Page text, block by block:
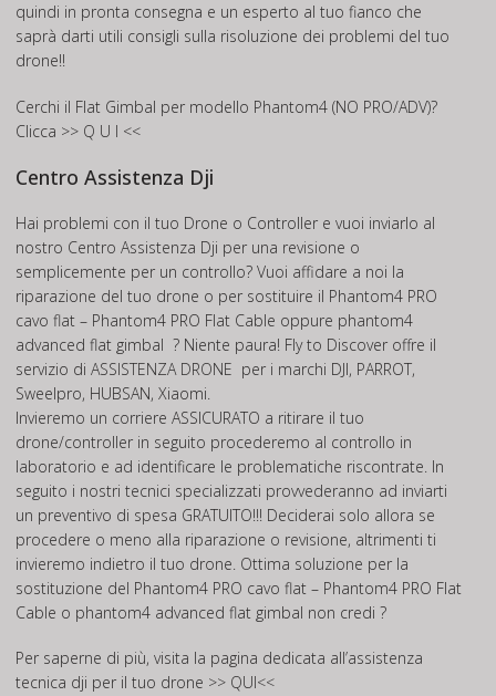
quindi in pronta consegna e un esperto al tuo fianco che
saprà darti utili consigli sulla risoluzione dei problemi del tuo
drone!!
Cerchi il Flat Gimbal per modello Phantom4 (NO PRO/ADV)?
Clicca >> Q U I <<
Centro Assistenza Dji
Hai problemi con il tuo Drone o Controller e vuoi inviarlo al
nostro Centro Assistenza Dji per una revisione o
semplicemente per un controllo? Vuoi affidare a noi la
riparazione del tuo drone o per sostituire il Phantom4 PRO
cavo flat – Phantom4 PRO Flat Cable oppure phantom4
advanced flat gimbal ? Niente paura! Fly to Discover offre il
servizio di ASSISTENZA DRONE per i marchi DJI, PARROT,
Sweelpro, HUBSAN, Xiaomi.
Invieremo un corriere ASSICURATO a ritirare il tuo
drone/controller in seguito procederemo al controllo in
laboratorio e ad identificare le problematiche riscontrate. In
seguito i nostri tecnici specializzati provvederanno ad inviarti
un preventivo di spesa GRATUITO!!! Deciderai solo allora se
procedere o meno alla riparazione o revisione, altrimenti ti
invieremo indietro il tuo drone. Ottima soluzione per la
sostituzione del Phantom4 PRO cavo flat – Phantom4 PRO Flat
Cable o phantom4 advanced flat gimbal non credi ?
Per saperne di più, visita la pagina dedicata all’assistenza
tecnica dji per il tuo drone >> QUI<<